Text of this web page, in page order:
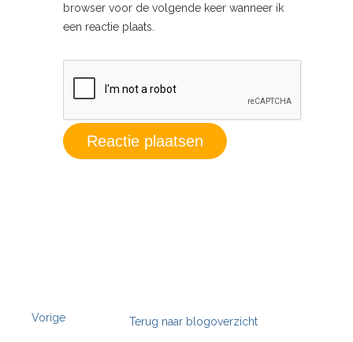
browser voor de volgende keer wanneer ik
een reactie plaats.
Vorige Terug naar blogoverzicht